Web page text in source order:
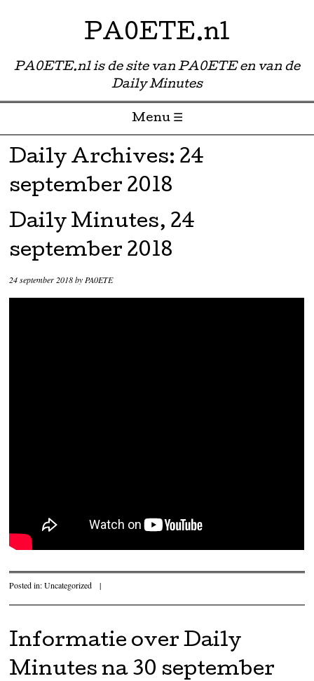
PA0ETE.nl
PA0ETE.nl is de site van PA0ETE en van de
Daily Minutes
Menu ☰
Skip to content
Daily Archives: 24
september 2018
Daily Minutes, 24
september 2018
24 september 2018byPA0ETE
Posted in:Uncategorized |
Informatie over Daily
Minutes na 30 september